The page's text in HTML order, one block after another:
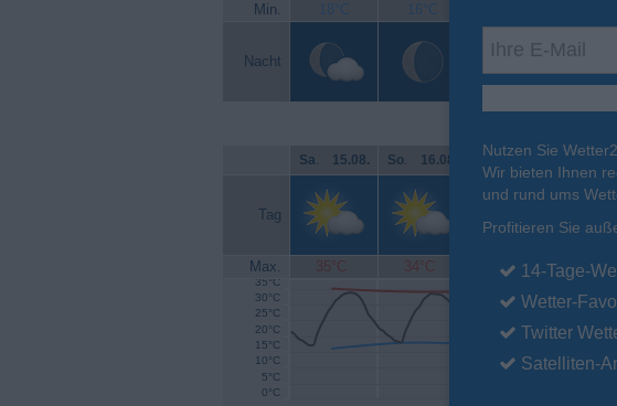
Min. 18°C 16°C
Nacht
Sa. 15.08. So. 16.08. Mo. 17.08. Di .
Tag
Max. 35°C 34°C 34°C 30°C
0°C
5°C
10°C
15°C
20°C
25°C
30°C
35°C
Nutzen Sie
Wir bieten Ihnen
und rund ums
Profitieren Sie
14-Tage-
Wetter-
Twitter
Satelliten-